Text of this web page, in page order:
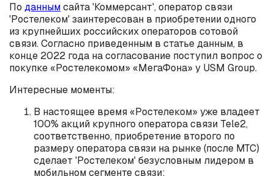
По даннымсайта 'Коммерсант', оператор связи
'Ростелеком' заинтересован в приобретении одного
из крупнейших российских операторов сотовой
связи. Согласно приведенным в статье данным, в
конце 2022 года на согласование поступил вопрос о
покупке «Ростелекомом» «МегаФона» у USM Group.
Интересные моменты:
В настоящее время «Ростелеком» уже владеет
100% акций крупного оператора связи Tele2,
соответственно, приобретение второго по
размеру оператора связи на рынке (после МТС)
сделает 'Ростелеком' безусловным лидером в
мобильном сегменте связи;